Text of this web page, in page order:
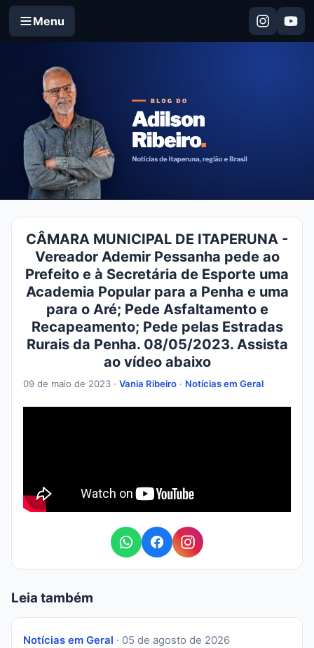
Menu
CÂMARA MUNICIPAL DE ITAPERUNA -
Vereador Ademir Pessanha pede ao
Prefeito e à Secretária de Esporte uma
Academia Popular para a Penha e uma
para o Aré; Pede Asfaltamento e
Recapeamento; Pede pelas Estradas
Rurais da Penha. 08/05/2023. Assista
ao vídeo abaixo
09 de maio de 2023 · Vania Ribeiro · Notícias em Geral
Leia também
Notícias em Geral · 05 de agosto de 2026